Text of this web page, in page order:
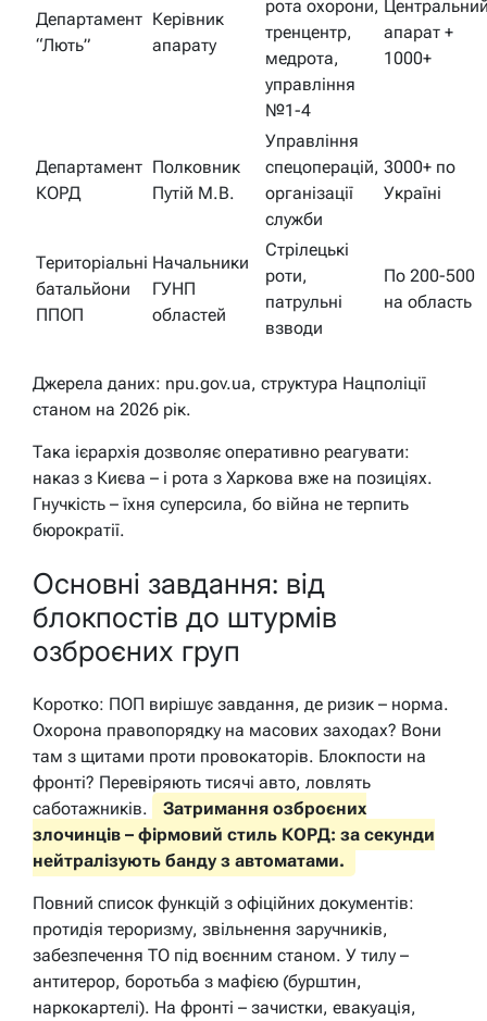
Департамент
“Лють”
Керівник
апарату
рота охорони,
тренцентр,
медрота,
управління
№1-4
апарат +
1000+
Департамент
КОРД
Полковник
Путій М.В.
Управління
спецоперацій,
організації
служби
3000+ по
Україні
Територіальні
батальйони
ППОП
Начальники
ГУНП
областей
Стрілецькі
роти,
патрульні
взводи
По 200-500
на область
Джерела даних: npu.gov.ua, структура Нацполіції
станом на 2026 рік.
Така ієрархія дозволяє оперативно реагувати:
наказ з Києва – і рота з Харкова вже на позиціях.
Гнучкість – їхня суперсила, бо війна не терпить
бюрократії.
Основні завдання: від
блокпостів до штурмів
озброєних груп
Коротко: ПОП вирішує завдання, де ризик – норма.
Охорона правопорядку на масових заходах? Вони
там з щитами проти провокаторів. Блокпости на
фронті? Перевіряють тисячі авто, ловлять
саботажників.
Затримання озброєних
злочинців – фірмовий стиль КОРД: за секунди
нейтралізують банду з автоматами.
Повний список функцій з офіційних документів:
протидія тероризму, звільнення заручників,
забезпечення ТО під воєнним станом. У тилу –
антитерор, боротьба з мафією (бурштин,
наркокартелі). На фронті – зачистки, евакуація,